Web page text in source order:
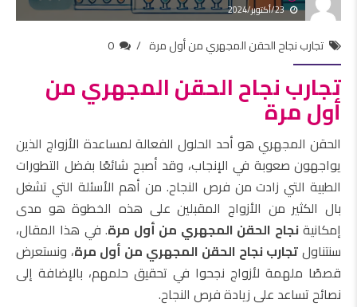
23/أكتوبر/2024
تجارب نجاح الحقن المجهري من أول مرة 0
تجارب نجاح الحقن المجهري من
أول مرة
الحقن المجهري هو أحد الحلول الفعالة لمساعدة الأزواج الذين
يواجهون صعوبة في الإنجاب، وقد أصبح شائعًا بفضل التطورات
الطبية التي زادت من فرص النجاح. من أهم الأسئلة التي تشغل
بال الكثير من الأزواج المقبلين على هذه الخطوة هو مدى
إمكانيةنجاح الحقن المجهري من أول مرة. في هذا المقال،
سنتناولتجارب نجاح الحقن المجهري من أول مرة، ونستعرض
قصصًا ملهمة لأزواج نجحوا في تحقيق حلمهم، بالإضافة إلى
نصائح تساعد على زيادة فرص النجاح.